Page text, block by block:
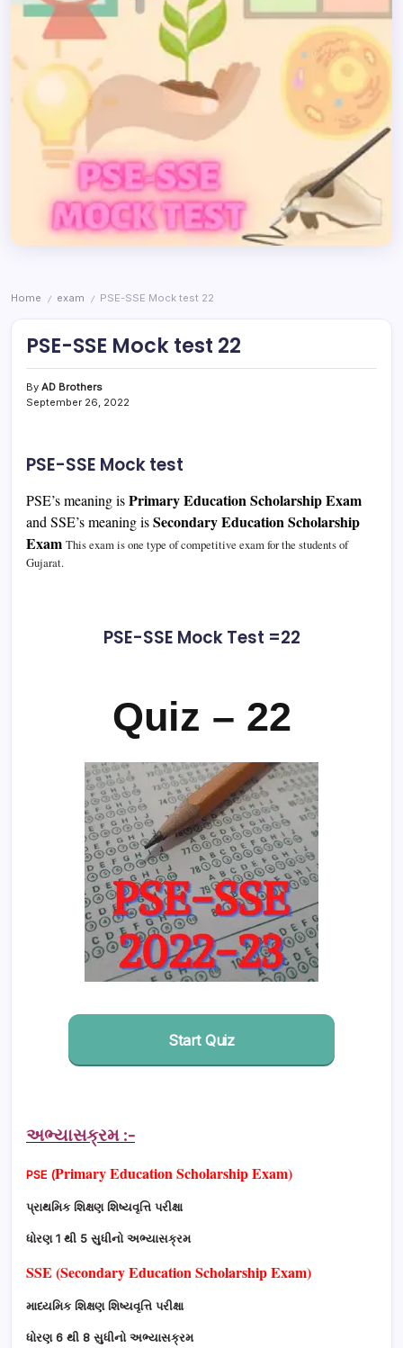
Home / exam / PSE-SSE Mock test 22
PSE-SSE Mock test 22
By AD Brothers
September 26, 2022
PSE-SSE Mock test
PSE’s meaning isPrimary Education Scholarship Exam
and SSE’s meaning isSecondary Education Scholarship
Exam This exam is one type of competitive exam for the students of
Gujarat.
PSE-SSE Mock Test =22
Quiz – 22
Start Quiz
અભ્યાસક્રમ :-
PSE (Primary Education Scholarship Exam)
પ્રાથમિક શિક્ષણ શિષ્યવૃત્તિ પરીક્ષા
ધોરણ 1 થી 5 સુધીનો અભ્યાસક્રમ
SSE (Secondary Education Scholarship Exam)
માધ્યમિક શિક્ષણ શિષ્યવૃત્તિ પરીક્ષા
ધોરણ 6 થી 8 સુધીનો અભ્યાસક્રમ